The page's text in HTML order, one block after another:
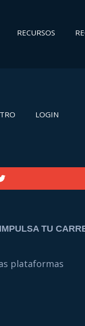
RECURSOS
LOGIN
IMPULSA TU
plataformas